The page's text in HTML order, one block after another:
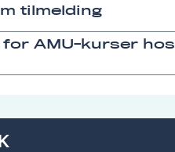
tilmelding
AMU-kurser hos